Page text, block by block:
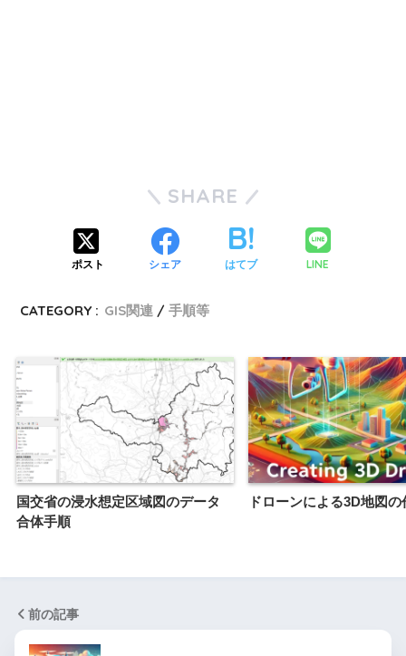
SHARE
ポスト シェア はてブ LINE
CATEGORY : GIS関連 手順等
国交省の浸水想定区域図のデータ
合体手順
ドローンによる3D地図の
前の記事